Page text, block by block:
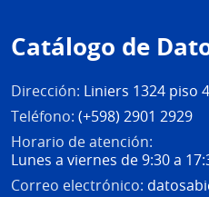
de
página
Catálogo de
Dirección: Liniers 1324 piso 4
Teléfono: (+598) 2901 2929
Horario de atención:
Lunes a viernes de 9:30 a
Correo electrónico: